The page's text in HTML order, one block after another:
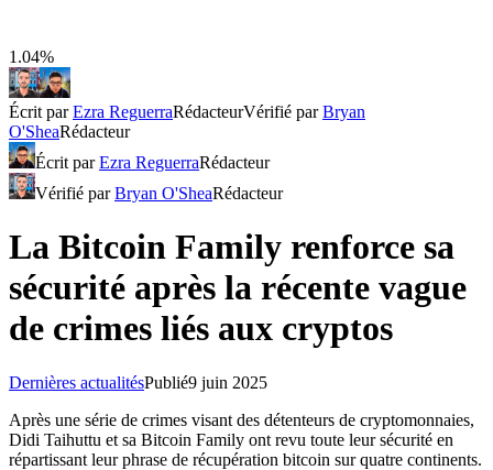
1.04%
Écrit parEzra ReguerraRédacteurVérifié parBryan
O'SheaRédacteur
Écrit parEzra ReguerraRédacteur
Vérifié parBryan O'SheaRédacteur
La Bitcoin Family renforce sa
sécurité après la récente vague
de crimes liés aux cryptos
Dernières actualitésPublié9 juin 2025
Après une série de crimes visant des détenteurs de cryptomonnaies,
Didi Taihuttu et sa Bitcoin Family ont revu toute leur sécurité en
répartissant leur phrase de récupération bitcoin sur quatre continents.